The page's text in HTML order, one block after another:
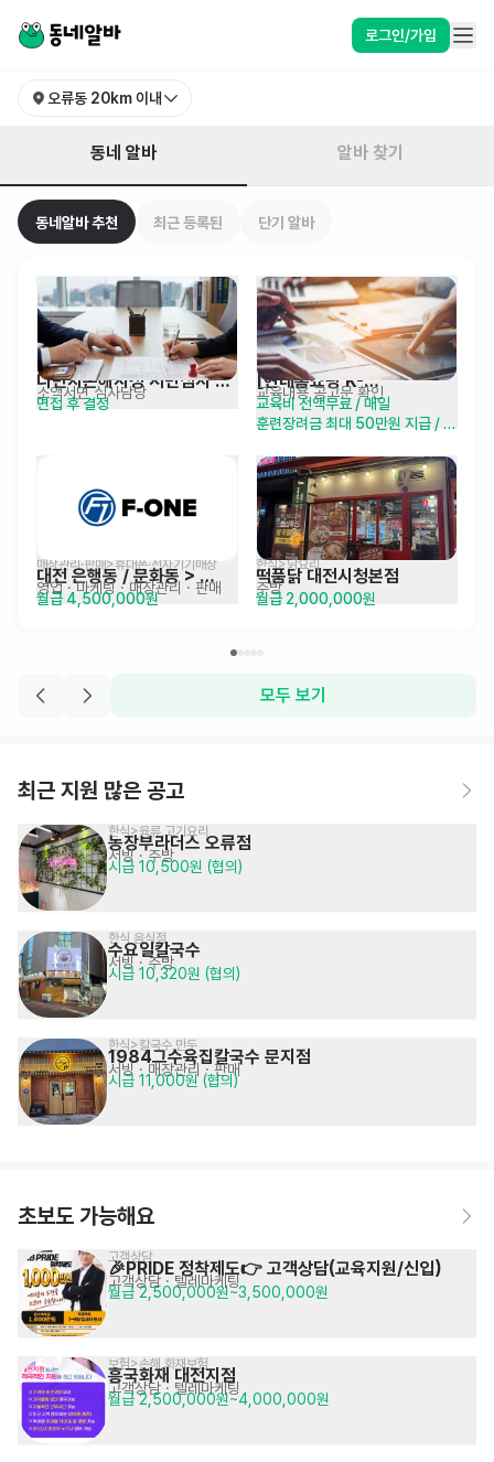
로그인/가입
오류동 20km 이내
동네 알바 알바 찾기
동네알바 추천 최근 등록된 단기 알바
다빈치손해사정 서면심사
담당자 채용(대전)
소액서면 심사담당
면접 후 결정
[현대홈쇼핑 K-
뉴딜아카데미] H-
Academy 1기
교육내용 공고문 확인
교육비 전액무료 / 매일
훈련장려금 최대 50만원 지급 /
창업지원금 최대 100만원 지급
매장관리·판매>휴대폰·전자기기매장
대전 은행동 / 문화동 >
LGU+ 본사소속매장
영업 · 마케팅 · 매장관리 · 판매
월급 4,500,000원
한식>닭요리
떡품닭 대전시청본점
주방
월급 2,000,000원
모두 보기
최근 지원 많은 공고
한식>육류,고기요리
농장부라더스 오류점
서빙· 주방
시급 10,500원 (협의)
한식 음식점
수요일칼국수
서빙· 주방
시급 10,320원 (협의)
한식>칼국수,만두
1984그수육집칼국수 문지점
서빙· 매장관리 · 판매
시급 11,000원 (협의)
초보도 가능해요
고객상담
🎉PRIDE 정착제도👉 고객상담(교육지원/신입)
고객상담 · 텔레마케팅
월급 2,500,000원~3,500,000원
보험>손해,화재보험
흥국화재 대전지점
고객상담 · 텔레마케팅
월급 2,500,000원~4,000,000원